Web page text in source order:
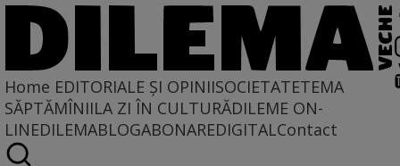
Home EDITORIALE ȘI OPINIISOCIETATETEMA
SĂPTĂMÎNIILA ZI ÎN CULTURĂDILEME ON-
LINEDILEMABLOGABONAREDIGITALContact